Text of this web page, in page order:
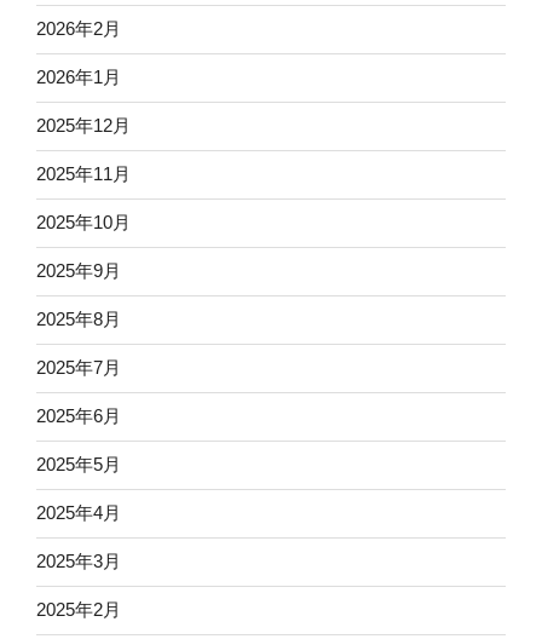
2026年2月
2026年1月
2025年12月
2025年11月
2025年10月
2025年9月
2025年8月
2025年7月
2025年6月
2025年5月
2025年4月
2025年3月
2025年2月